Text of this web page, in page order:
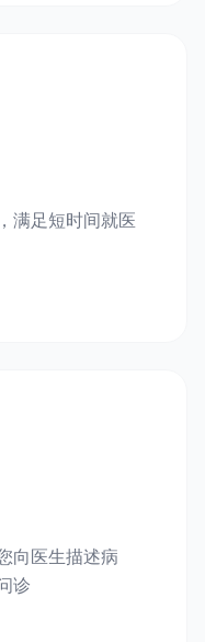
满足短时间就医
向医生描述病
诊